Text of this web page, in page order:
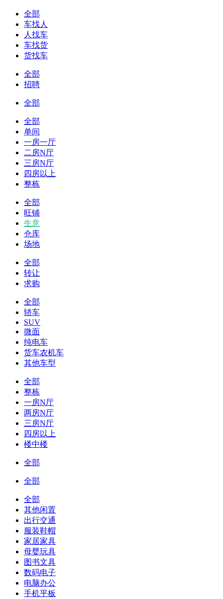
全部
车找人
人找车
车找货
货找车
全部
招聘
全部
全部
单间
一房一厅
二房N厅
三房N厅
四房以上
整栋
全部
旺铺
生意
仓库
场地
全部
转让
求购
全部
轿车
SUV
微面
纯电车
货车农机车
其他车型
全部
整栋
一房N厅
两房N厅
三房N厅
四房以上
楼中楼
全部
全部
全部
其他闲置
出行交通
服装鞋帽
家居家具
母婴玩具
图书文具
数码电子
电脑办公
手机平板